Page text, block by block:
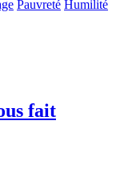
Pauvreté Humilité
fait